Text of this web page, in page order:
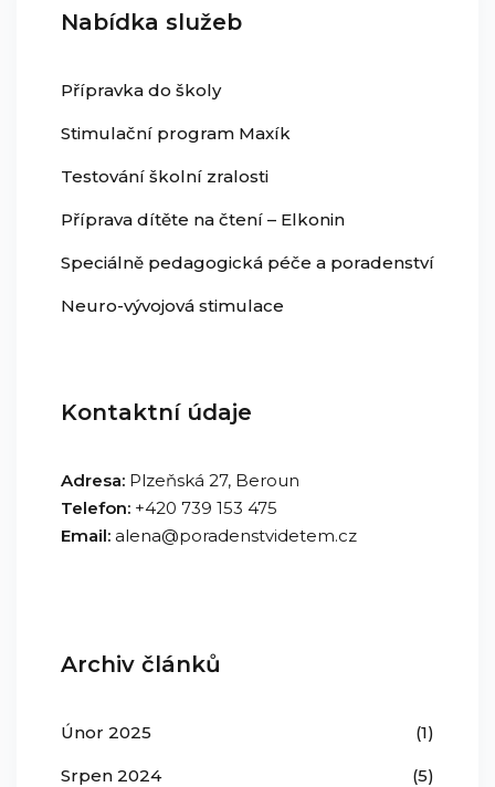
Nabídka služeb
Přípravka do školy
Stimulační program Maxík
Testování školní zralosti
Příprava dítěte na čtení – Elkonin
Speciálně pedagogická péče a poradenství
Neuro-vývojová stimulace
Kontaktní údaje
Adresa: Plzeňská 27, Beroun
Telefon: +420 739 153 475
Email: alena@poradenstvidetem.cz
Archiv článků
Únor 2025 (1)
Srpen 2024 (5)